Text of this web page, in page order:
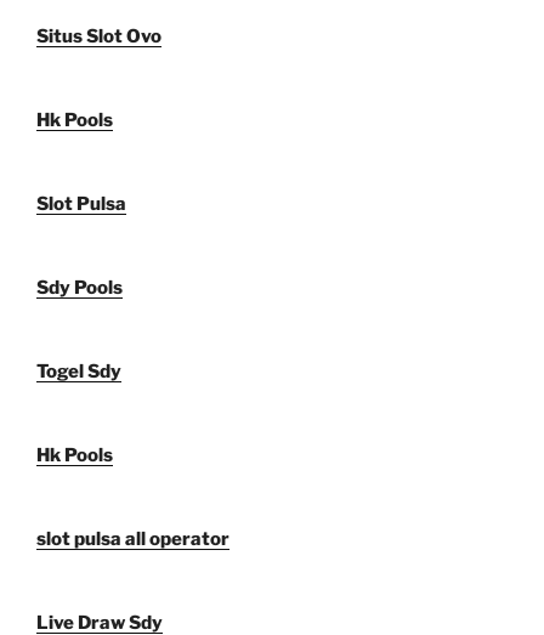
Situs Slot Ovo
Hk Pools
Slot Pulsa
Sdy Pools
Togel Sdy
Hk Pools
slot pulsa all operator
Live Draw Sdy